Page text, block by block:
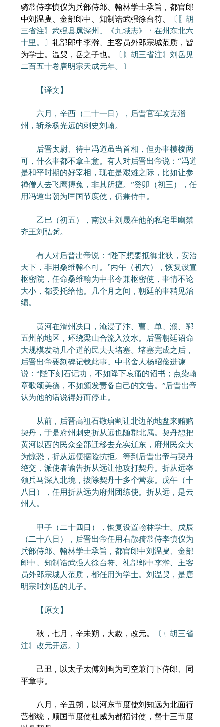
骑常侍李慎仪为兵部侍郎、翰林学士承旨，都官郎
中刘温叟、金部郎中、知制诰武强徐台符、
〔〖胡
三省注〗武强县属深州。《九域志》：在州东北六
十里。〕 礼部郎中李澣、主客员外郎宗城范质，皆
为学士。温叟，岳之子也。
〔〖胡三省注〗刘岳见
二百五十卷唐明宗天成元年。〕
【译文】
六月，辛酉（二十一日），后晋官军攻克淄
州，斩杀杨光远的刺史刘翰。
后晋太尉、待中冯道虽当首相，但办事模棱两
可，什么事都不拿主意。有人对后晋出帝说：“冯道
是和平时期的好宰相，现在是艰难之际，比如让参
禅僧人去飞鹰搏兔，非其所擅。”癸卯（初三），任
用冯道出朝为匡国节度使，仍兼侍中。
乙巳（初五），南汉主刘晟在他的私宅里幽禁
齐王刘弘弼。
有人对后晋出帝说：“陛下想要抵御北狄，安治
天下，非用桑维翰不可。”丙午（初六），恢复设置
枢密院，任命桑维翰为中书令兼枢密使，事情不论
大小，都委托给他。几个月之间，朝廷的事稍见治
绩。
黄河在滑州决口，淹浸了汴、曹、单、濮、郓
五州的地区，环绕梁山合流入汶水。后晋朝廷诏命
大规模发动几个道的民夫去堵塞。堵塞完成之后，
后晋出帝要刻碑记载此事。中书舍人杨昭俭进谏
说：“陛下刻石记功，不如降下哀痛的诏书；点染翰
章歌颂美德，不如颁发责备自己的文告。”后晋出帝
认为他的话说得好而停止。
从前，后晋高祖石敬瑭割让北边的地盘来贿赂
契丹，于是府州刺史折从远也随郡北属。契丹想把
黄河以西的民众全部迁移去充实辽东，府州民众大
为惊恐，折从远便据险抗拒。等到后晋出帝与契丹
绝交，派使者谕告折从远让他攻打契丹。折从远率
领兵马深入北境，拔除契丹十多个营寨。戊午（十
八日），任用折从远为府州团练使。折从远，是云
州人。
甲子（二十四日），恢复设置翰林学士。戊辰
（二十八日），后晋出帝任用右散骑常侍李慎仪为
兵部侍郎、翰林学士承旨，都官郎中刘温叟、金部
郎中、知制诰武强人徐台符、礼部郎中李澣、主客
员外郎宗城人范质，都任用为学士。刘温叟，是唐
明宗时刘岳的儿子。
【原文】
秋，七月，辛未朔，大赦，改元。
〔〖胡三省
注〗改元开运。〕
己丑，以太子太傅刘昫为司空兼门下侍郎、同
平章事。
八月，辛丑朔，以河东节度使刘知远为北面行
营都统，顺国节度使杜威为都招讨使，督十三节度